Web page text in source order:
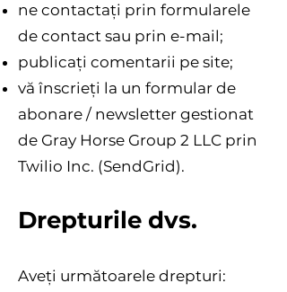
ne contactați prin formularele
de contact sau prin e-mail;
publicați comentarii pe site;
vă înscrieți la un formular de
abonare / newsletter gestionat
de Gray Horse Group 2 LLC prin
Twilio Inc. (SendGrid).
Drepturile dvs.
Aveți următoarele drepturi: